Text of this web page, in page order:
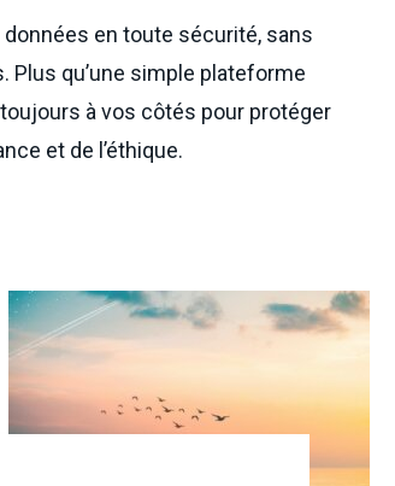
en toute sécurité, sans
qu’une simple plateforme
à vos côtés pour protéger
et de l’éthique.